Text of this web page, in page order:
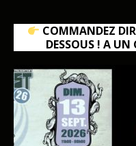
COMMANDEZ
DESSOUS ! A